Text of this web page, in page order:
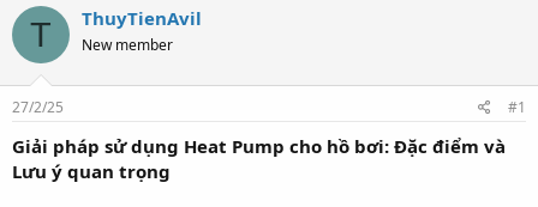
r
a
s
t
a
r
t
à
y
b
ầ
u
T ThuyTienAvil
New member
27/2/25 #1
Giải pháp sử dụng Heat Pump cho hồ bơi: Đặc điểm và
Lưu ý quan trọng